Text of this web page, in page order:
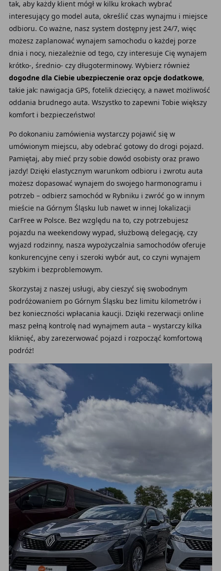
tak, aby każdy klient mógł w kilku krokach wybrać
interesujący go model auta, określić czas wynajmu i miejsce
odbioru. Co ważne, nasz system dostępny jest 24/7, więc
możesz zaplanować wynajem samochodu o każdej porze
dnia i nocy, niezależnie od tego, czy interesuje Cię wynajem
krótko-, średnio- czy długoterminowy. Wybierz również
dogodne dla Ciebie ubezpieczenie oraz opcje dodatkowe,
takie jak: nawigacja GPS, fotelik dziecięcy, a nawet możliwość
oddania brudnego auta. Wszystko to zapewni Tobie większy
komfort i bezpieczeństwo!
Po dokonaniu zamówienia wystarczy pojawić się w
umówionym miejscu, aby odebrać gotowy do drogi pojazd.
Pamiętaj, aby mieć przy sobie dowód osobisty oraz prawo
jazdy! Dzięki elastycznym warunkom odbioru i zwrotu auta
możesz dopasować wynajem do swojego harmonogramu i
potrzeb – odbierz samochód w Rybniku i zwróć go w innym
mieście na Górnym Śląsku lub nawet w innej lokalizacji
CarFree w Polsce. Bez względu na to, czy potrzebujesz
pojazdu na weekendowy wypad, służbową delegację, czy
wyjazd rodzinny, nasza wypożyczalnia samochodów oferuje
konkurencyjne ceny i szeroki wybór aut, co czyni wynajem
szybkim i bezproblemowym.
Skorzystaj z naszej usługi, aby cieszyć się swobodnym
podróżowaniem po Górnym Śląsku bez limitu kilometrów i
bez konieczności wpłacania kaucji. Dzięki rezerwacji online
masz pełną kontrolę nad wynajmem auta – wystarczy kilka
kliknięć, aby zarezerwować pojazd i rozpocząć komfortową
podróż!